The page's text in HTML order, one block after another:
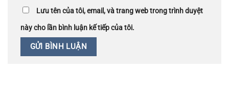
Lưu tên của tôi, email, và trang web trong trình duyệt
này cho lần bình luận kế tiếp của tôi.